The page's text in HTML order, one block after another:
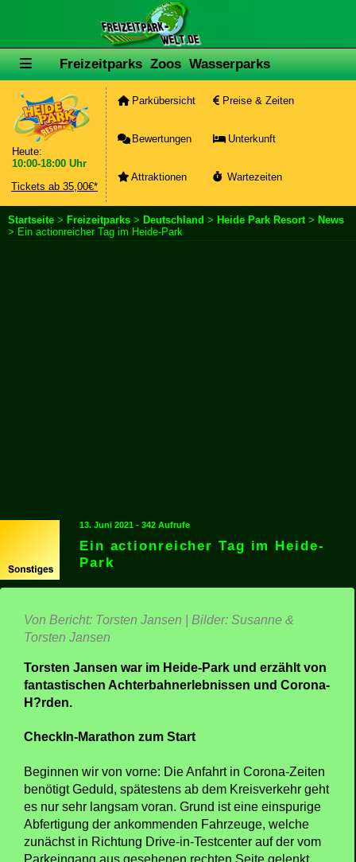
Freizeitparks Zoos Wasserparks
Heute:
10:00-18:00 Uhr
Tickets ab 35,00€*
Parkübersicht Preise & Zeiten
Bewertungen Unterkunft
Attraktionen Wartezeiten
Startseite > Freizeitparks > Deutschland > Heide Park Resort> News
> Ein actionreicher Tag im Heide-Park
13. Juni 2021 - 342 Aufrufe
Ein actionreicher Tag im Heide-
Park
Von Bericht: Torsten Jansen | Bilder: Susanne &
Torsten Jansen
Torsten Jansen war im Heide-Park und erzählt von
fantastischen Achterbahnerlebnissen und Corona-
H?rden.
CheckIn-Marathon zum Start
Beginnen wir von vorne: Die Anfahrt in Corona-Zeiten
benötigt Geduld, spätestens ab dem Kreisverkehr geht
es nur sehr langsam voran. Grund ist eine einspurige
Abfertigung der ankommenden Fahrzeuge, welche
zunächst in Richtung Drive-in-Testcenter auf der vom
Parkeingang aus gesehenen rechten Seite gelenkt